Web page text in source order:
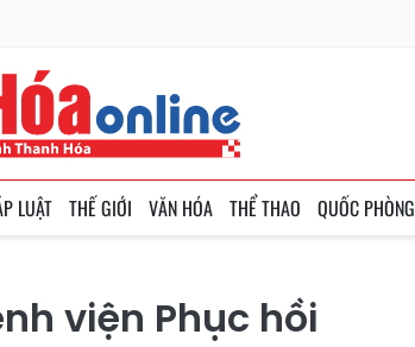
LUẬT THẾ GIỚI VĂN HÓA THỂ THAO QUỐC PHÒNG
viện Phục hồi